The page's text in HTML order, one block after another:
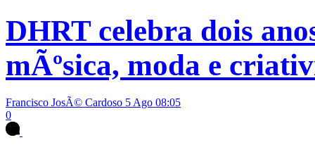
DHRT celebra dois
mÃºsica, moda e
Francisco JosÃ© Cardoso 5 Ago 08:05
0